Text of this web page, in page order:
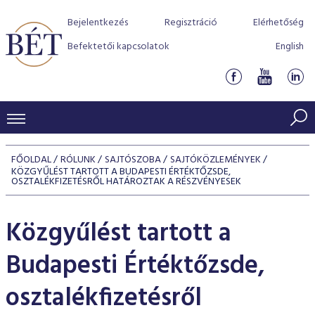
Bejelentkezés Regisztráció
Elérhetőség
Befektetői kapcsolatok
English
KERESKEDÉSI ADATOK
INDEXEK
Kötvényindexek
Jelzáloglevél indexek
Vállalati kötvény indexek
Kedvenc instrumentumok
Azonnali Piac
Részvények
Származékos piac
BEFEKTETŐK
Indexek
Részvény szekció
Hitelpapír szekció
Szabályozás
BÉT szabályzatok
Befektetővédelem
Alkalmazott díjstruktúra
Elszámolás
KIBOCSÁTÓK
Részvény és vállalati kötvény tőzsdei bevezetését
program
BÉT Xtend - Részvénypiac egyszerűen
TŐZSDETAGOK
Tőzsdetagok, üzletkötők
VENDOROK
FŐOLDAL RÓLUNK SAJTÓSZOBA SAJTÓKÖZLEMÉNYEK
KÖZGYŰLÉST TARTOTT A BUDAPESTI ÉRTÉKTŐZSDE,
OSZTALÉKFIZETÉSRŐL HATÁROZTAK A RÉSZVÉNYESEK
Közgyűlést tartott a
Budapesti Értéktőzsde,
osztalékfizetésről